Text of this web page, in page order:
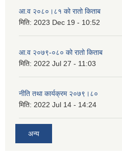
आ.व २०८०।८१ को रातो किताब
मिति: 2023 Dec 19 - 10:52
आ.व २०७९-०८० को रातो किताब
मिति: 2022 Jul 27 - 11:03
नीति तथा कार्यक्रम २०७९।८०
मिति: 2022 Jul 14 - 14:24
अन्य